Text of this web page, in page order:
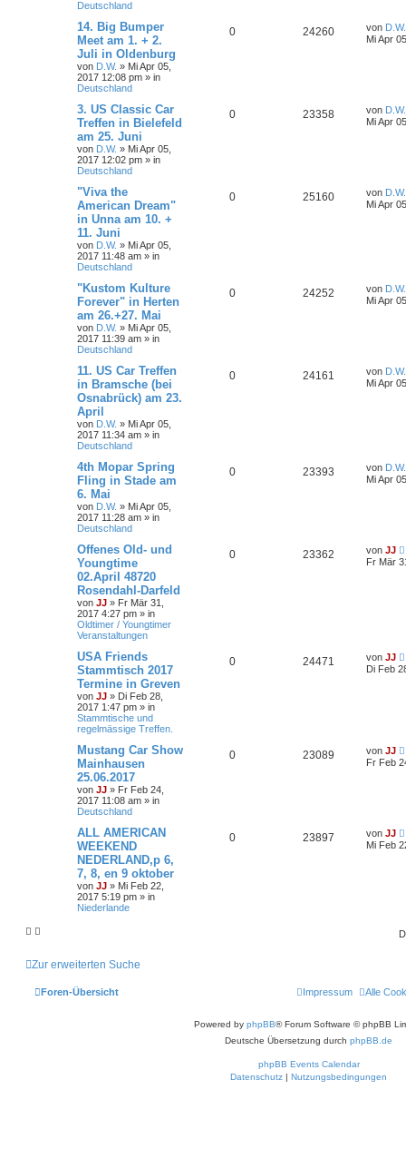
Deutschland
14. Big Bumper
Meet am 1. + 2.
Juli in Oldenburg
von D.W. » Mi Apr 05,
2017 12:08 pm » in
Deutschland
0 24260 von D.W.
Mi Apr
3. US Classic Car
Treffen in Bielefeld
am 25. Juni
von D.W. » Mi Apr 05,
2017 12:02 pm » in
Deutschland
0 23358 von D.W.
Mi Apr
"Viva the
American Dream"
in Unna am 10. +
11. Juni
von D.W. » Mi Apr 05,
2017 11:48 am » in
Deutschland
0 25160 von D.W.
Mi Apr
"Kustom Kulture
Forever" in Herten
am 26.+27. Mai
von D.W. » Mi Apr 05,
2017 11:39 am » in
Deutschland
0 24252 von D.W.
Mi Apr
11. US Car Treffen
in Bramsche (bei
Osnabrück) am 23.
April
von D.W. » Mi Apr 05,
2017 11:34 am » in
Deutschland
0 24161 von D.W.
Mi Apr
4th Mopar Spring
Fling in Stade am
6. Mai
von D.W. » Mi Apr 05,
2017 11:28 am » in
Deutschland
0 23393 von D.W.
Mi Apr
Offenes Old- und
Youngtime
02.April 48720
Rosendahl-Darfeld
von JJ » Fr Mär 31,
2017 4:27 pm » in
Oldtimer / Youngtimer
Veranstaltungen
0 23362 von JJ
Fr Mär
USA Friends
Stammtisch 2017
Termine in Greven
von JJ » Di Feb 28,
2017 1:47 pm » in
Stammtische und
regelmässige Treffen.
0 24471 von JJ
Di Feb
Mustang Car Show
Mainhausen
25.06.2017
von JJ » Fr Feb 24,
2017 11:08 am » in
Deutschland
0 23089 von JJ
Fr Feb
ALL AMERICAN
WEEKEND
NEDERLAND,p 6,
7, 8, en 9 oktober
von JJ » Mi Feb 22,
2017 5:19 pm » in
Niederlande
0 23897 von JJ
Mi Feb
Zur erweiterten Suche
Foren-Übersicht Alle
Impressum
Powered by phpBB® Forum Software © phpBB
Deutsche Übersetzung durch phpBB.de
phpBB Events Calendar
Datenschutz | Nutzungsbedingungen